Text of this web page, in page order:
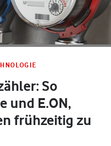
So
und E.ON,
frühzeitig zu